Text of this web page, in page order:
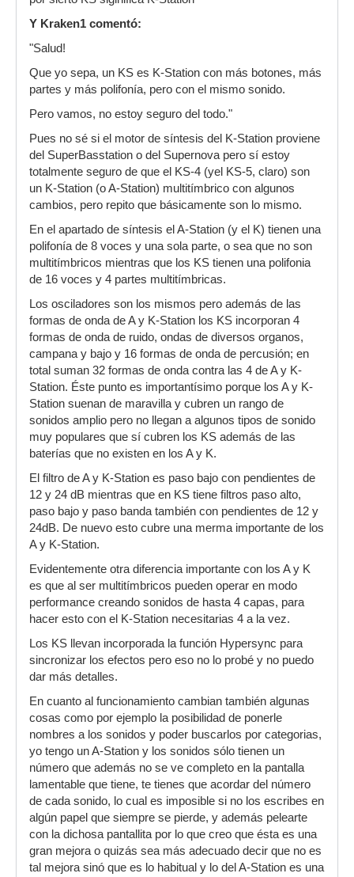
Y Kraken1 comentó:
"Salud!
Que yo sepa, un KS es K-Station con más botones, más
partes y más polifonía, pero con el mismo sonido.
Pero vamos, no estoy seguro del todo."
Pues no sé si el motor de síntesis del K-Station proviene
del SuperBasstation o del Supernova pero sí estoy
totalmente seguro de que el KS-4 (yel KS-5, claro) son
un K-Station (o A-Station) multitímbrico con algunos
cambios, pero repito que básicamente son lo mismo.
En el apartado de síntesis el A-Station (y el K) tienen una
polifonía de 8 voces y una sola parte, o sea que no son
multitímbricos mientras que los KS tienen una polifonia
de 16 voces y 4 partes multitímbricas.
Los osciladores son los mismos pero además de las
formas de onda de A y K-Station los KS incorporan 4
formas de onda de ruido, ondas de diversos organos,
campana y bajo y 16 formas de onda de percusión; en
total suman 32 formas de onda contra las 4 de A y K-
Station. Éste punto es importantísimo porque los A y K-
Station suenan de maravilla y cubren un rango de
sonidos amplio pero no llegan a algunos tipos de sonido
muy populares que sí cubren los KS además de las
baterías que no existen en los A y K.
El filtro de A y K-Station es paso bajo con pendientes de
12 y 24 dB mientras que en KS tiene filtros paso alto,
paso bajo y paso banda también con pendientes de 12 y
24dB. De nuevo esto cubre una merma importante de los
A y K-Station.
Evidentemente otra diferencia importante con los A y K
es que al ser multitímbricos pueden operar en modo
performance creando sonidos de hasta 4 capas, para
hacer esto con el K-Station necesitarias 4 a la vez.
Los KS llevan incorporada la función Hypersync para
sincronizar los efectos pero eso no lo probé y no puedo
dar más detalles.
En cuanto al funcionamiento cambian también algunas
cosas como por ejemplo la posibilidad de ponerle
nombres a los sonidos y poder buscarlos por categorias,
yo tengo un A-Station y los sonidos sólo tienen un
número que además no se ve completo en la pantalla
lamentable que tiene, te tienes que acordar del número
de cada sonido, lo cual es imposible si no los escribes en
algún papel que siempre se pierde, y además pelearte
con la dichosa pantallita por lo que creo que ésta es una
gran mejora o quizás sea más adecuado decir que no es
tal mejora sinó que es lo habitual y lo del A-Station es una